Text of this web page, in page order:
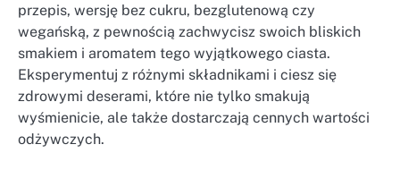
przepis, wersję bez cukru, bezglutenową czy
wegańską, z pewnością zachwycisz swoich bliskich
smakiem i aromatem tego wyjątkowego ciasta.
Eksperymentuj z różnymi składnikami i ciesz się
zdrowymi deserami, które nie tylko smakują
wyśmienicie, ale także dostarczają cennych wartości
odżywczych.